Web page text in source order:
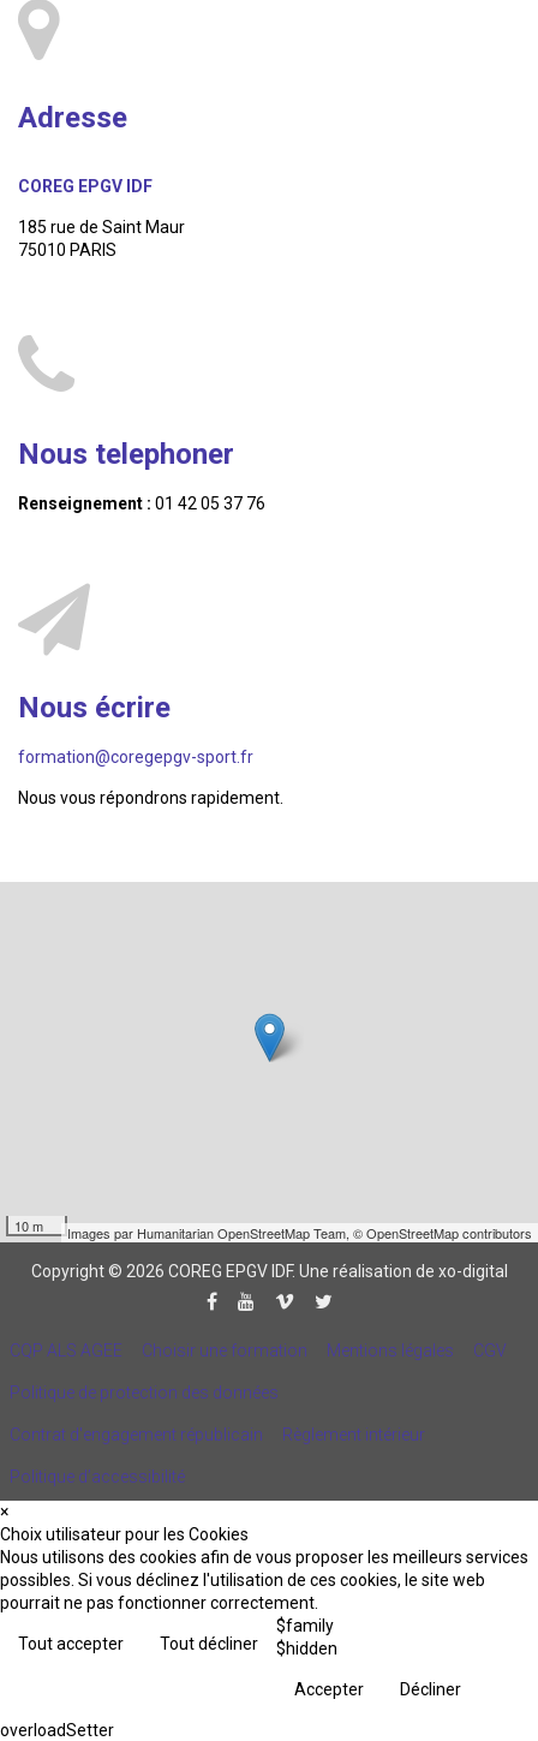
Adresse
COREG EPGV IDF
185 rue de Saint Maur
75010 PARIS
Nous telephoner
Renseignement : 01 42 05 37 76
Nous écrire
formation@coregepgv-sport.fr
Nous vous répondrons rapidement.
10 m Images par Humanitarian OpenStreetMap Team, © OpenStreetMap contributors
Copyright © 2026 COREG EPGV IDF. Une réalisation de xo-digital
CQP ALS AGEE Choisir une formation Mentions légales CGV
Politique de protection des données
Contrat d'engagement républicain Règlement intérieur
Politique d’accessibilité
×
Choix utilisateur pour les Cookies
Nous utilisons des cookies afin de vous proposer les meilleurs services
possibles. Si vous déclinez l'utilisation de ces cookies, le site web
pourrait ne pas fonctionner correctement.
Tout accepter Tout décliner
$family
$hidden
Accepter Décliner
overloadSetter